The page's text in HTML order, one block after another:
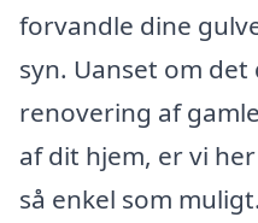
forvandle dine
syn. Uanset om
renovering af
af dit hjem, er vi
så enkel som muligt.